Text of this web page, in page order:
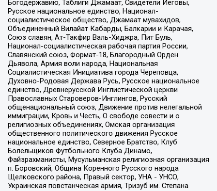
Богодержавию, Таблиги Джамаат, Свидетели Иеговы,
Русское национальное единство, Национал-
социалистическое общество, Джамаат мувахидов,
Объединенный Вилайат Кабарды, Балкарии и Карачая,
Союз славян, Ат-Такфир Валь-Хиджра, Пит Буль,
Национал-социалистическая рабочая партия России,
Славянский союз, Формат-18, Благородный Орден
Дьявола, Армия воли народа, Национальная
Социалистическая Инициатива города Череповца,
Духовно-Родовая Держава Русь, Русское национальное
единство, Древнерусской Инглистической церкви
Православных Староверов-Инглингов, Русский
общенациональный союз, Движение против нелегальной
иммиграции, Кровь и Честь, О свободе совести и о
религиозных объединениях, Омская организация
общественного политического движения Русское
национальное единство, Северное Братство, Клуб
Болельщиков Футбольного Клуба Динамо,
Файзрахманисты, Мусульманская религиозная организация
п. Боровский, Община Коренного Русского народа
Щелковского района, Правый сектор, УНА - УНСО,
Украинская повстанческая армия, Тризуб им. Степана